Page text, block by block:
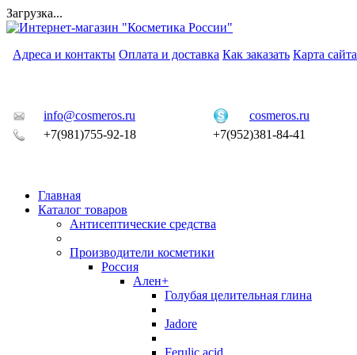
Загрузка...
Адреса и контакты Оплата и доставка Как заказать Карта сайта
info@cosmeros.ru
cosmeros.ru
+7(981)755-92-18
+7(952)381-84-41
Главная
Каталог товаров
Антисептические средства
Производители косметики
Россия
Ален+
Голубая целительная глина
Jadore
Ferulic acid